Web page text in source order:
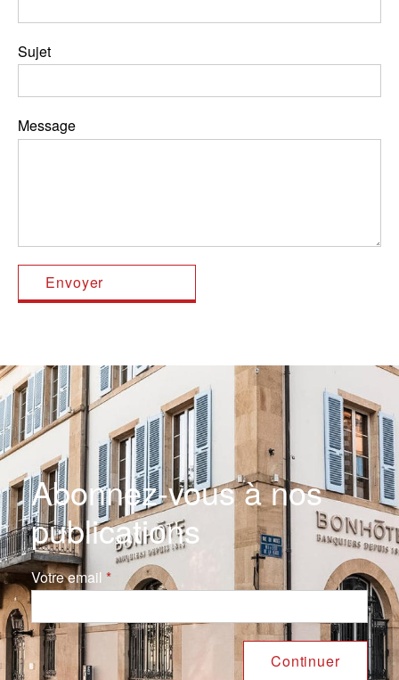
Sujet
Message
Abonnez-vous à nos
publications
Votre email